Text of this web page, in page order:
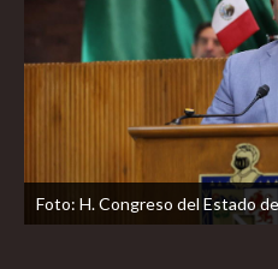
Foto: H. Congreso del Estado